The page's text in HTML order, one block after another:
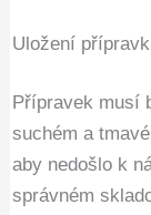
Uložení
Přípravek musí
suchém a
aby nedošlo k
správném